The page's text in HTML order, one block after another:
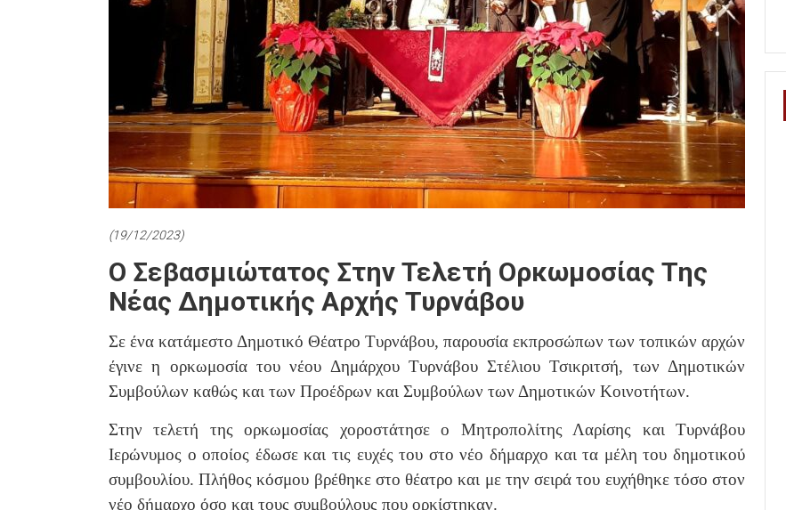
(19/12/2023)
Ο Σεβασμιώτατος Στην Τελετή Ορκωμοσίας Της
Νέας Δημοτικής Αρχής Τυρνάβου
Σε ένα κατάμεστο Δημοτικό Θέατρο Τυρνάβου, παρουσία εκπροσώπων των τοπικών αρχών
έγινε η ορκωμοσία του νέου Δημάρχου Τυρνάβου Στέλιου Τσικριτσή, των Δημοτικών
Συμβούλων καθώς και των Προέδρων και Συμβούλων των Δημοτικών Κοινοτήτων.
Στην τελετή της ορκωμοσίας χοροστάτησε ο Μητροπολίτης Λαρίσης και Τυρνάβου
Ιερώνυμος ο οποίος έδωσε και τις ευχές του στο νέο δήμαρχο και τα μέλη του δημοτικού
συμβουλίου. Πλήθος κόσμου βρέθηκε στο θέατρο και με την σειρά του ευχήθηκε τόσο στον
νέο δήμαρχο όσο και τους συμβούλους που ορκίστηκαν.